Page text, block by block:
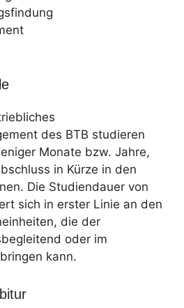
des BTB studieren
Monate bzw. Jahre,
in Kürze in den
Die Studiendauer von
sich in erster Linie an den
die der
oder im
kann.